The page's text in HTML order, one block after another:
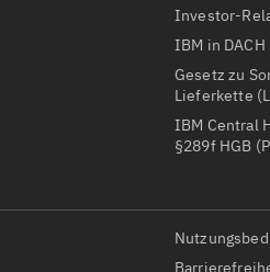
Investor-
IBM in DACH
Gesetz zu
Lieferkette
IBM Central
§289f HGB